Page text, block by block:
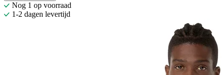
Nog 1 op voorraad
1-2 dagen levertijd